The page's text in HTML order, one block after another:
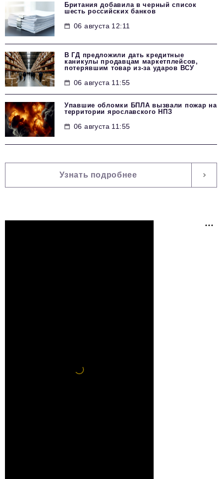
Британия добавила в черный список
шесть российских банков
06 августа 12:11
В ГД предложили дать кредитные
каникулы продавцам маркетплейсов,
потерявшим товар из-за ударов ВСУ
06 августа 11:55
Упавшие обломки БПЛА вызвали пожар на
территории ярославского НПЗ
06 августа 11:55
Узнать подробнее